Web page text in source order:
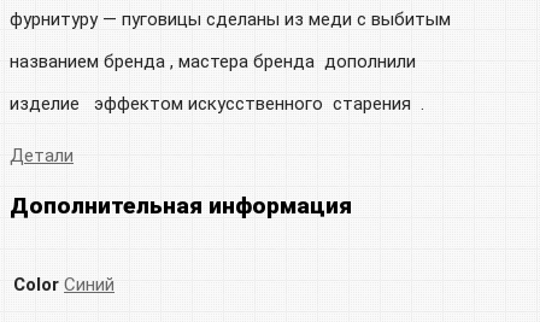
фурнитуру — пуговицы сделаны из меди с выбитым
названием бренда , мастера бренда дополнили
изделие эффектом искусственного старения .
Детали
Дополнительная информация
Color Синий